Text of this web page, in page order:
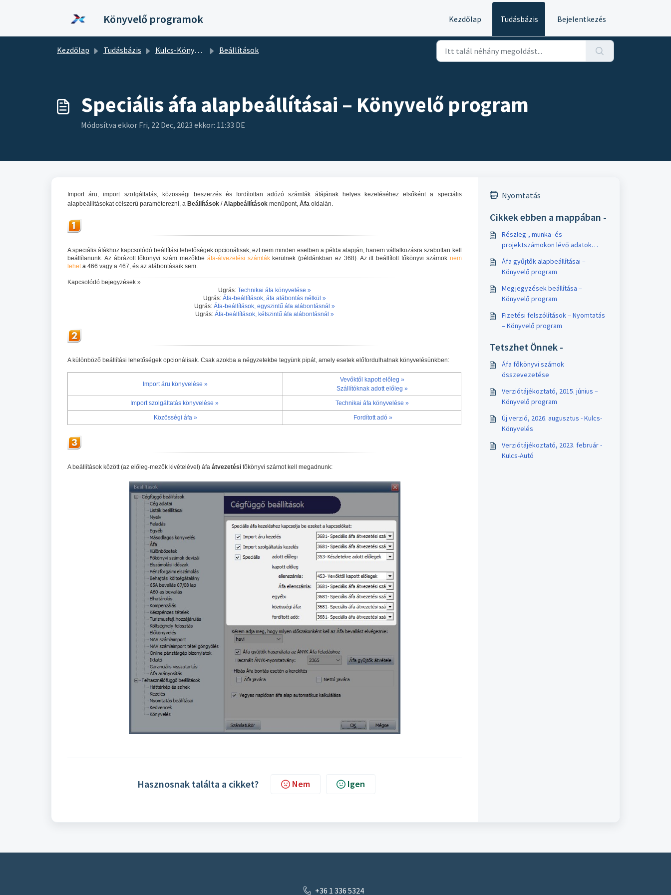
Könyvelő programok Kezdőlap Tudásbázis Bejelentkezés
Kezdőlap Tudásbázis Kulcs-Könyvelés Beállítások
Speciális áfa alapbeállításai – Könyvelő program
Módosítva ekkor Fri, 22 Dec, 2023 ekkor: 11:33 DE
Import áru, import szolgáltatás, közösségi beszerzés és fordítottan adózó számlák áfájának helyes kezeléséhez elsőként a speciális
alapbeállításokat célszerű paraméterezni, a Beállítások /Alapbeállítások menüpont, Áfa oldalán.
A speciális áfákhoz kapcsolódó beállítási lehetőségek opcionálisak, ezt nem minden esetben a példa alapján, hanem vállalkozásra szabottan kell
beállítanunk. Az ábrázolt főkönyvi szám mezőkbe áfa-átvezetési számlákkerülnek (példánkban ez 368). Az itt beállított főkönyvi számok nem
leheta 466 vagy a 467, és az alábontásaik sem.
Kapcsolódó bejegyzések »
Ugrás: Technikai áfa könyvelése »
Ugrás: Áfa-beállítások, áfa alábontás nélkül »
Ugrás: Áfa-beállítások, egyszintű áfa alábontásnál »
Ugrás: Áfa-beállítások, kétszintű áfa alábontásnál »
A különböző beállítási lehetőségek opcionálisak. Csak azokba a négyzetekbe tegyünk pipát, amely esetek előfordulhatnak könyvelésünkben:
Import áru könyvelése »
Vevőktől kapott előleg »
Szállítóknak adott előleg »
Import szolgáltatás könyvelése » Technikai áfa könyvelése »
Közösségi áfa » Fordított adó »
A beállítások között (az előleg-mezők kivételével) áfa átvezetési főkönyvi számot kell megadnunk:
Hasznosnak találta a cikket? Nem Igen
Nyomtatás
Cikkek ebben a mappában -
Részleg-, munka- és
projektszámokon lévő adatok
számra
Áfa gyűjtők alapbeállításai –
Könyvelő program
Megjegyzések beállítása –
Könyvelő program
Fizetési felszólítások – Nyomtatás
– Könyvelő program
Tetszhet Önnek -
Áfa főkönyvi számok
összevezetése
Verziótájékoztató, 2015. június –
Könyvelő program
Új verzió, 2026. augusztus - Kulcs-
Könyvelés
Verziótájékoztató, 2023. február -
Kulcs-Autó
+36 1 336 5324